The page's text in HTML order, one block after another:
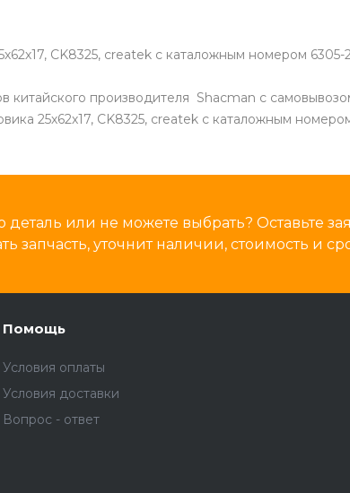
CK8325, createk с каталожным номером 6305-
китайского производителя Shacman с
25х62х17, CK8325, createk с каталожным
или не можете выбрать? Оставьте
запчасть, уточнит наличии, стоимость и
Помощь
Условия оплаты
Условия доставки
Вопрос - ответ